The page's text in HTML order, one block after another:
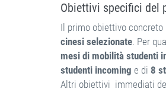
Obiettivi specifici del
Il primo obiettivo concreto
cinesi selezionate. Per
mesi di mobilità studenti
studenti incoming e di 8
Altri obiettivi immediati